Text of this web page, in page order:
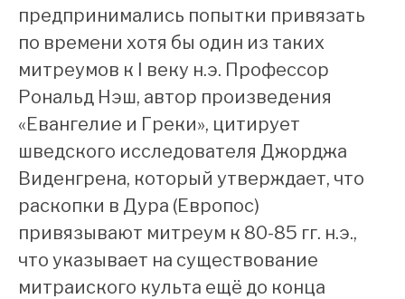
предпринимались попытки привязать
по времени хотя бы один из таких
митреумов к I веку н.э. Профессор
Рональд Нэш, автор произведения
«Евангелие и Греки», цитирует
шведского исследователя Джорджа
Виденгрена, который утверждает, что
раскопки в Дура (Европос)
привязывают митреум к 80-85 гг. н.э.,
что указывает на существование
митраиского культа ещё до конца